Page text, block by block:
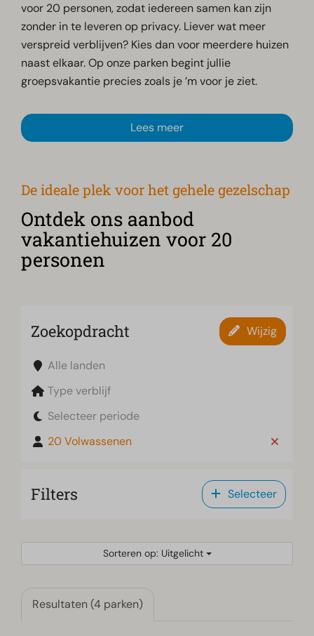
voor 20 personen, zodat iedereen samen kan zijn
zonder in te leveren op privacy. Liever wat meer
verspreid verblijven? Kies dan voor meerdere huizen
naast elkaar. Op onze parken begint jullie
groepsvakantie precies zoals je ’m voor je ziet.
Lees meer
De ideale plek voor het gehele gezelschap
Ontdek ons aanbod
vakantiehuizen voor 20
personen
Zoekopdracht Wijzig
Alle landen
Type verblijf
Selecteer periode
20 Volwassenen
Filters Selecteer
Sorteren op: Uitgelicht
Resultaten (4 parken)